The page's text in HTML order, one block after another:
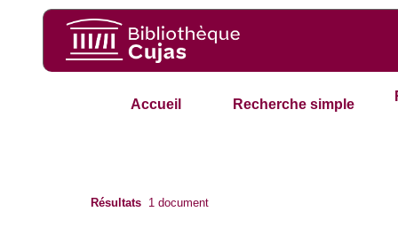
Accueil Recherche simple
Résultats 1 document